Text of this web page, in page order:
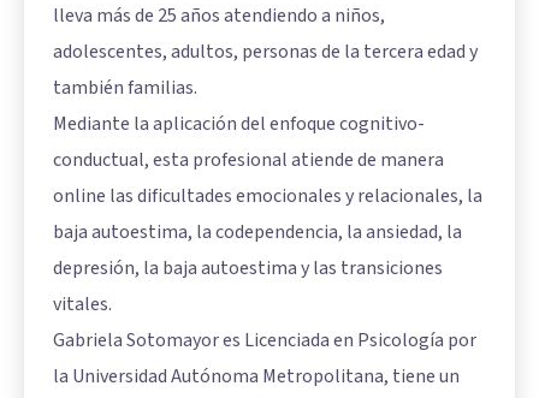
lleva más de 25 años atendiendo a niños,
adolescentes, adultos, personas de la tercera edad y
también familias.
Mediante la aplicación del enfoque cognitivo-
conductual, esta profesional atiende de manera
online las dificultades emocionales y relacionales, la
baja autoestima, la codependencia, la ansiedad, la
depresión, la baja autoestima y las transiciones
vitales.
Gabriela Sotomayor es Licenciada en Psicología por
la Universidad Autónoma Metropolitana, tiene un